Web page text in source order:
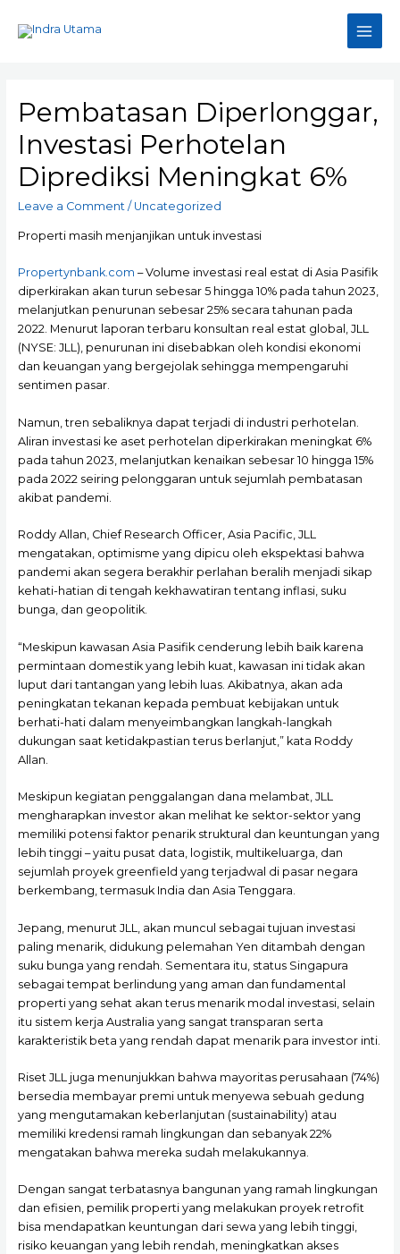
Main
Pembatasan Diperlonggar,
Investasi Perhotelan
Diprediksi Meningkat 6%
Leave a Comment / Uncategorized
Properti masih menjanjikan untuk investasi
Propertynbank.com – Volume investasi real estat di Asia Pasifik
diperkirakan akan turun sebesar 5 hingga 10% pada tahun 2023,
melanjutkan penurunan sebesar 25% secara tahunan pada
2022. Menurut laporan terbaru konsultan real estat global, JLL
(NYSE: JLL), penurunan ini disebabkan oleh kondisi ekonomi
dan keuangan yang bergejolak sehingga mempengaruhi
sentimen pasar.
Namun, tren sebaliknya dapat terjadi di industri perhotelan.
Aliran investasi ke aset perhotelan diperkirakan meningkat 6%
pada tahun 2023, melanjutkan kenaikan sebesar 10 hingga 15%
pada 2022 seiring pelonggaran untuk sejumlah pembatasan
akibat pandemi.
Roddy Allan, Chief Research Officer, Asia Pacific, JLL
mengatakan, optimisme yang dipicu oleh ekspektasi bahwa
pandemi akan segera berakhir perlahan beralih menjadi sikap
kehati-hatian di tengah kekhawatiran tentang inflasi, suku
bunga, dan geopolitik.
“Meskipun kawasan Asia Pasifik cenderung lebih baik karena
permintaan domestik yang lebih kuat, kawasan ini tidak akan
luput dari tantangan yang lebih luas. Akibatnya, akan ada
peningkatan tekanan kepada pembuat kebijakan untuk
berhati-hati dalam menyeimbangkan langkah-langkah
dukungan saat ketidakpastian terus berlanjut,” kata Roddy
Allan.
Meskipun kegiatan penggalangan dana melambat, JLL
mengharapkan investor akan melihat ke sektor-sektor yang
memiliki potensi faktor penarik struktural dan keuntungan yang
lebih tinggi – yaitu pusat data, logistik, multikeluarga, dan
sejumlah proyek greenfield yang terjadwal di pasar negara
berkembang, termasuk India dan Asia Tenggara.
Jepang, menurut JLL, akan muncul sebagai tujuan investasi
paling menarik, didukung pelemahan Yen ditambah dengan
suku bunga yang rendah. Sementara itu, status Singapura
sebagai tempat berlindung yang aman dan fundamental
properti yang sehat akan terus menarik modal investasi, selain
itu sistem kerja Australia yang sangat transparan serta
karakteristik beta yang rendah dapat menarik para investor inti.
Riset JLL juga menunjukkan bahwa mayoritas perusahaan (74%)
bersedia membayar premi untuk menyewa sebuah gedung
yang mengutamakan keberlanjutan (sustainability) atau
memiliki kredensi ramah lingkungan dan sebanyak 22%
mengatakan bahwa mereka sudah melakukannya.
Dengan sangat terbatasnya bangunan yang ramah lingkungan
dan efisien, pemilik properti yang melakukan proyek retrofit
bisa mendapatkan keuntungan dari sewa yang lebih tinggi,
risiko keuangan yang lebih rendah, meningkatkan akses